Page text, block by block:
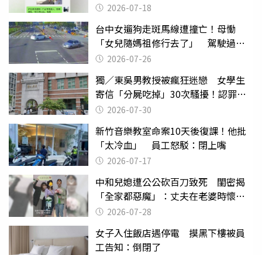
2026-07-18
台中女遛狗走斑馬線遭撞亡！母慟
「女兒隨媽祖修行去了」 駕駛過失
致死判9月
2026-07-26
獨／東吳男教授被瘋狂迷戀 女學生
寄信「分屍吃掉」30次騷擾！認罪免
關 2026-07-30
新竹音樂教室命案10天後復課！他批
「太冷血」 員工怒駁：閉上嘴
2026-07-17
中和兒媳遭公公砍百刀致死 閨密揭
「全家都惡魔」：丈夫在老婆時懷孕
摔東西
2026-07-28
女子入住飯店遇停電 摸黑下樓被員
工告知：倒閉了